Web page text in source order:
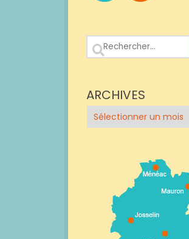
Rechercher :
ARCHIVES
Archives